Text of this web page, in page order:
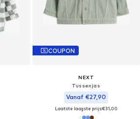
COUPON
NEXT
Tussenjas
Vanaf €27,90
Laatste laagste prijs:€31,00